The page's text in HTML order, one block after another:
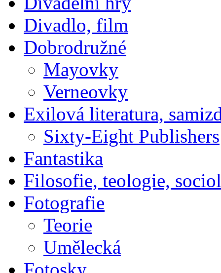
Divadlo, film
Dobrodružné
Mayovky
Verneovky
Exilová literatura,
Sixty-Eight Publishers
Fantastika
Filosofie, teologie,
Fotografie
Teorie
Umělecká